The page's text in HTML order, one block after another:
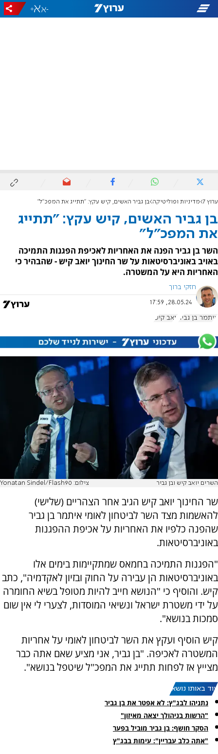
-
+
ערוץ 7 מדיניות ופוליטיקה בן גביר האשים, קיש עקץ: "תתייג את המפכ"ל"
בן גביר האשים, קיש עקץ: "תתייג
את המפכ"ל"
השר בן גביר הפנה את האחריות לאכיפת הפגנות התמיכה
באויב באוניברסיטאות על שר החינוך יואב קיש - שהבהיר כי
האחריות היא על המשטרה.
חזקי ברוך
28.05.24, 17:59
איתמר בן גביר יואב קיש
השרים יואב קיש ובן גביר צילום: Yonatan Sindel/Flash90
שר החינוך יואב קיש הגיב אחר הצהריים (שלישי)
להאשמות מצד השר לביטחון לאומי איתמר בן גביר
שהפנה כלפיו את האחריות על אכיפת ההפגנות
באוניברסיטאות.
"הפגנות התמיכה בחמאס שמתקיימות בימים אלו
באוניברסיטאות הן עבירה על החוק ובזיון לאקדמיה", כתב
קיש. והוסיף כי "הנושא חייב להיות מטופל בשיא החומרה
על ידי משטרת ישראל ונשיאי המוסדות, לצערי לי אין שום
סמכות בנושא".
קיש הוסיף ועקץ את השר לביטחון לאומי על אחריות
המשטרה לאכיפה. "בן גביר, אני מציע שאם אתה כבר
מצייץ אז לפחות תתייג את המפכ"ל שיטפל בנושא".
עוד באותו נושא:
נתניהו לבג"ץ: לא אפטר את בן גביר
"הרשות בניהולך יצאה מאיזון"
הסקר חושף: בן גביר מוביל בפער
"אתה כלב עבריין": עימות בבג"ץ